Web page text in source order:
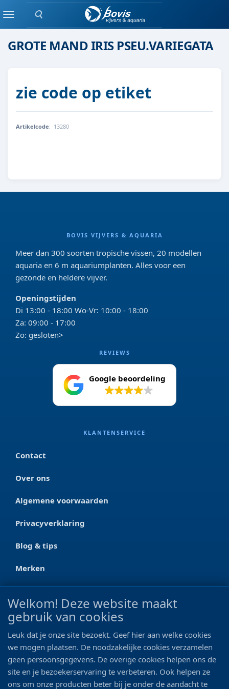
Zoeken
Menumoeras/waterplanten
GROTE MAND IRIS PSEU.VARIEGATA
zie code op etiket
Artikelcode: 13280
BOVIS VIJVERS & AQUARIA
Meer dan 300 soorten tropische vissen, 20 modellen
aquaria en 6 m aquariumplanten. Alles voor een
gezonde en heldere vijver.
Openingstijden
Di 13:00 - 18:00 Wo-Vr: 10:00 - 18:00
Za: 09:00 - 17:00
Zo: gesloten>
REVIEWS
Google beoordeling
KLANTENSERVICE
Contact
Over ons
Algemene voorwaarden
Privacyverklaring
Blog & tips
Merken
CONTACT
Ootmarsumseweg 125a
0546 - 622 990
06 - 11 19 81 42
Welkom! Deze website maakt
gebruik van cookies
Leuk dat je onze site bezoekt. Geef hier aan welke cookies
we mogen plaatsen. De noodzakelijke cookies verzamelen
geen persoonsgegevens. De overige cookies helpen ons de
site en je bezoekerservaring te verbeteren. Ook helpen ze
ons om onze producten beter bij je onder de aandacht te